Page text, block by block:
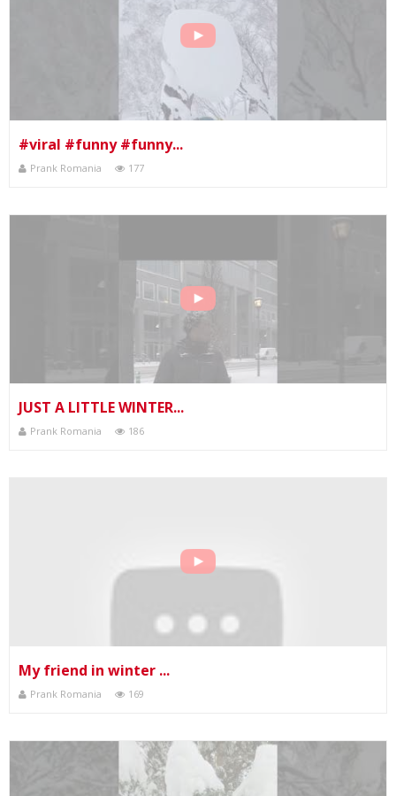
#viral #funny #funny...
Prank Romania 177
JUST A LITTLE WINTER...
Prank Romania 186
My friend in winter ...
Prank Romania 169